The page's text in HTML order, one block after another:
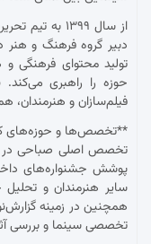
از سال ۱۳۹۹
دبیر گروه فرهنگ و هنر
تولید محتوای فرهنگی
حوزه را راهبری
فیلم‌سازان و هنرمندان،
**تخصص‌ها و حوزه‌های
تخصص اصلی صباحی در
پوشش جشنواره‌های
سایر هنرمندان و
همچنین در زمینه
تخصصی سینما و بررسی